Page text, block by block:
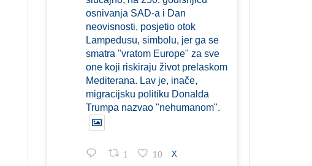
osnivanja SAD-a i Dan
neovisnosti, posjetio otok
Lampedusu, simbolu, jer ga se
smatra "vratom Europe" za sve
one koji riskiraju život prelaskom
Mediterana. Lav je, inače,
migracijsku politiku Donalda
Trumpa nazvao "nehumanom".
1 10 X